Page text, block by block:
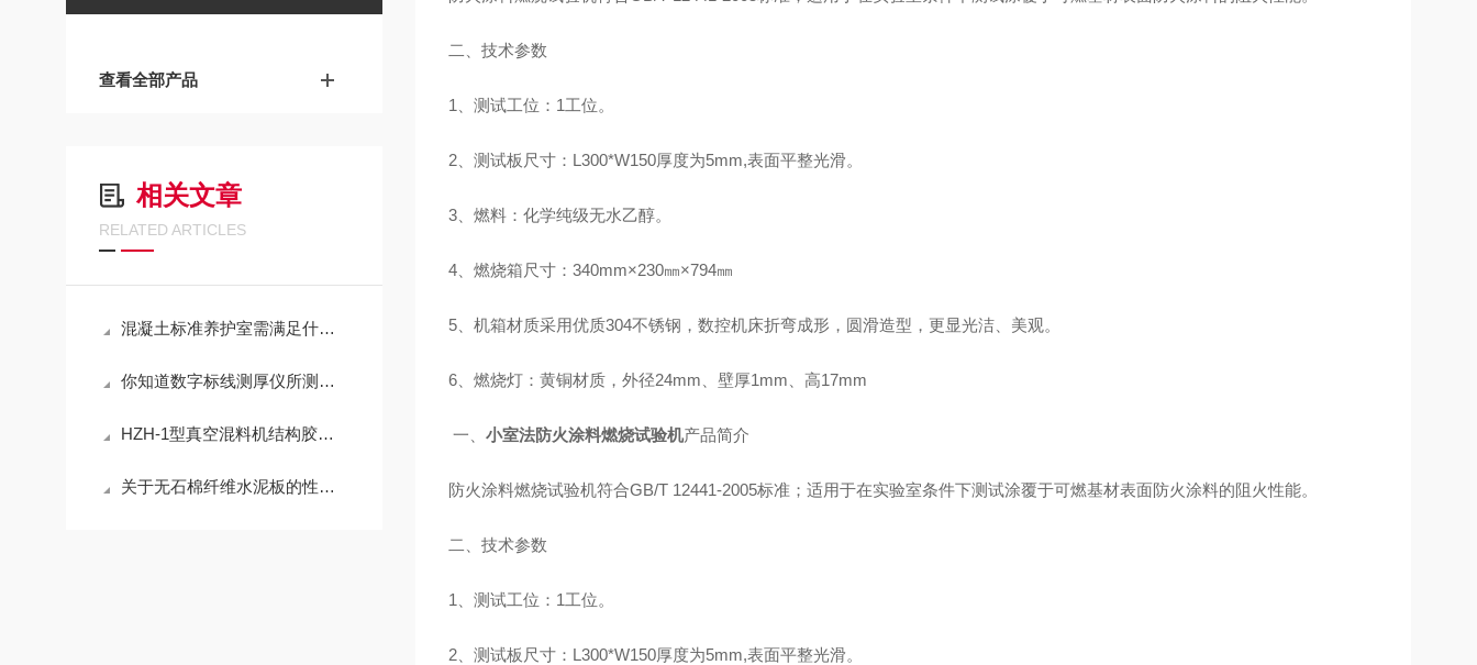
查看全部产品
相关文章
RELATED ARTICLES
混凝土标准养护室需满足什么温度与湿度才行呢？
你知道数字标线测厚仪所测标线厚度有哪几类么
HZH-1型真空混料机结构胶真空混料机
关于无石棉纤维水泥板的性能尽在本篇
二、技术参数
1、测试工位：1工位。
2、测试板尺寸：L300*W150厚度为5mm,表面平整光滑。
3、燃料：化学纯级无水乙醇。
4、燃烧箱尺寸：340mm×230㎜×794㎜
5、机箱材质采用优质304不锈钢，数控机床折弯成形，圆滑造型，更显光洁、美观。
6、燃烧灯：黄铜材质，外径24mm、壁厚1mm、高17mm
一、 小室法防火涂料燃烧试验机产品简介
防火涂料燃烧试验机符合GB/T 12441-2005标准；适用于在实验室条件下测试涂覆于可燃基材表面防火涂料的阻火性能。
二、技术参数
1、测试工位：1工位。
2、测试板尺寸：L300*W150厚度为5mm,表面平整光滑。